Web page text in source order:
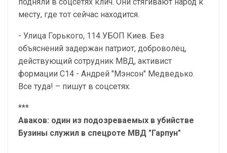
месту, где тот сейчас находится.
- Улица Горького, 114 УБОП Киев. Без
объяснений задержан патриот, доброволец,
действующий сотрудник МВД, активист
формации С14 - Андрей "Мэнсон" Медведько.
Все туда! – пишут в соцсетях.
***
Аваков: один из подозреваемых в убийстве
Бузины служил в спецроте МВД "Гарпун"